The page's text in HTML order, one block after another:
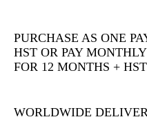
PURCHASE AS ONE
HST OR PAY
FOR 12 MONTHS +
WORLDWIDE